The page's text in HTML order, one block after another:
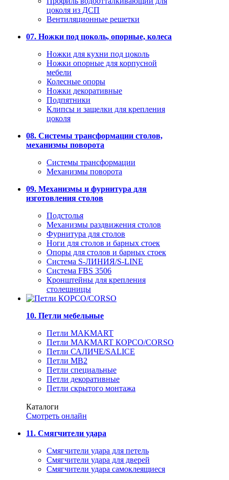
цоколя из ДСП
Вентиляционные решетки
07. Ножки под цоколь, опорные, колеса
Ножки для кухни под цоколь
Ножки опорные для корпусной
мебели
Колесные опоры
Ножки декоративные
Подпятники
Клипсы и защелки для крепления
цоколя
08. Системы трансформации столов,
механизмы поворота
Системы трансформации
Механизмы поворота
09. Механизмы и фурнитура для
изготовления столов
Подстолья
Механизмы раздвижения столов
Фурнитура для столов
Ноги для столов и барных стоек
Опоры для столов и барных стоек
Система S-ЛИНИЯ/S-LINE
Система FBS 3506
Кронштейны для крепления
столешницы
10. Петли мебельные
Петли MAKMART
Петли MAKMART КОРСО/CORSO
Петли САЛИЧЕ/SALICE
Петли MB2
Петли специальные
Петли декоративные
Петли скрытого монтажа
Каталоги
Смотреть онлайн
11. Смягчители удара
Смягчители удара для петель
Смягчители удара для дверей
Cмягчители удара самоклеящиеся